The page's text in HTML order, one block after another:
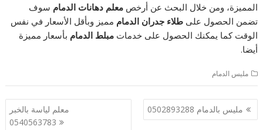
المميزة، ومن خلال البحث عن أرخصمعلم دهانات الدمام سوف
تضمن الحصول علىطلاء جدران الدمام مميز وبأقل الأسعار في نفس
الوقت كما يمكنك الحصول على خدماتمبلط الدمام بأسعار مميزة
أيضا.
مليس الدمام
تصفّح
المقالات
مليس بالدمام 0502893288
معلم لياسة بالخبر
0540563783